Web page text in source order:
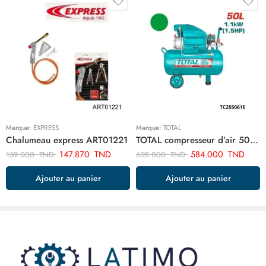
Marque: EXPRESS
Chalumeau express ART01221
159.000TND 147.870 TND
Ajouter au panier
Marque: TOTAL
TOTAL compresseur d’air 50 litre TC255061E
628.000TND 584.000 TND
Ajouter au panier